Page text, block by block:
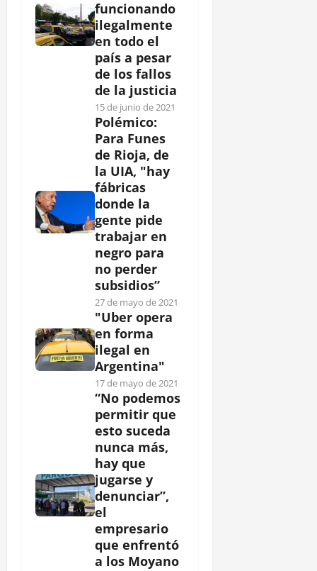
funcionando
ilegalmente
en todo el
país a pesar
de los fallos
de la justicia
15 de junio de 2021
Polémico:
Para Funes
de Rioja, de
la UIA, "hay
fábricas
donde la
gente pide
trabajar en
negro para
no perder
subsidios”
27 de mayo de 2021
"Uber opera
en forma
ilegal en
Argentina"
17 de mayo de 2021
“No podemos
permitir que
esto suceda
nunca más,
hay que
jugarse y
denunciar”,
el
empresario
que enfrentó
a los Moyano